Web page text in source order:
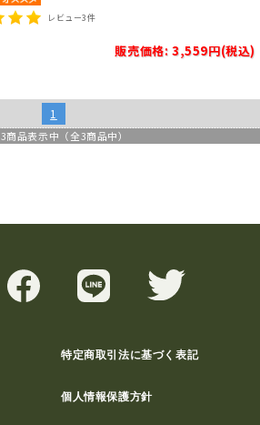
レビュー3件
販売価格: 3,559円(税込)
1
3商品表示中（全3商品中）
特定商取引法に基づく表記
個人情報保護方針